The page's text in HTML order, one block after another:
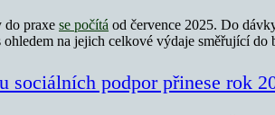
do praxe se počítá od července 2025. Do
na jejich celkové výdaje směřující do
sociálních podpor přinese rok